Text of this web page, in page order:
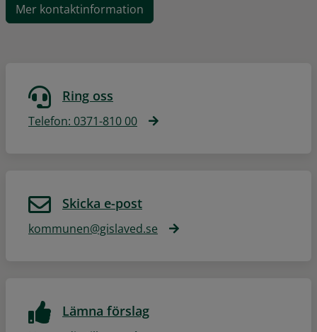
Mer kontaktinformation
Ring oss
Telefon: 0371-810 00
Skicka e-post
kommunen@gislaved.se
Lämna förslag